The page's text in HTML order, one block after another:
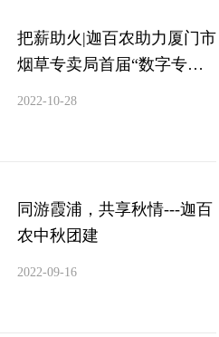
把薪助火|迦百农助力厦门市
烟草专卖局首届“数字专
2022-10-28
同游霞浦，共享秋情---迦百
农中秋团建
2022-09-16